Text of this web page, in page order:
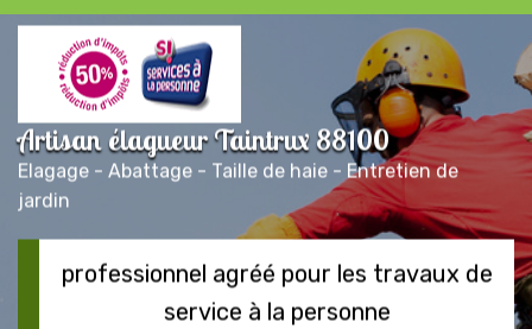
Artisan élagueur Taintrux 88100
Elagage - Abattage - Taille de haie - Entretien de
jardin
professionnel agréé pour les travaux de
service à la personne